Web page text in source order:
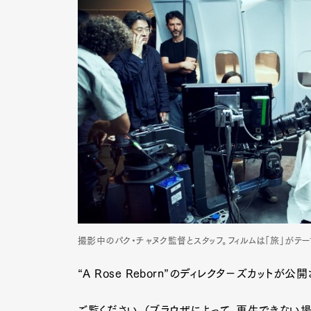
Pen
Pen
撮影中のパク・チャヌク監督とスタッフ。フィルムは「旅」がテー
“A Rose Reborn”のディレクタ－ズカットが公開